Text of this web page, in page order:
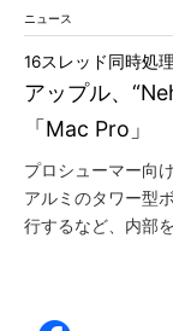
ニュース
アップル、
「Mac Pro」
16スレッド同時処
プロシューマー向
アルミのタワー型
行するなど、内部